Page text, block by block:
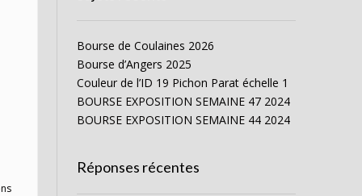
Bourse de Coulaines 2026
Bourse d’Angers 2025
Couleur de l’ID 19 Pichon Parat échelle 1
BOURSE EXPOSITION SEMAINE 47 2024
BOURSE EXPOSITION SEMAINE 44 2024
Réponses récentes